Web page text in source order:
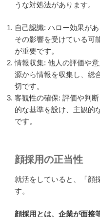
うな対処法があります。
自己認識: ハロー効果が
その影響を受けている可
が重要です。
情報収集: 他人の評価や
源から情報を収集し、総
切です。
客観性の確保: 評価や判
的な基準を設け、主観的
です。
顔採用の正当性
就活をしていると、「顔
す。
顔採用とは、企業が面接